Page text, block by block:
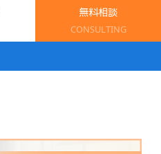
無料相談
CONSULTING